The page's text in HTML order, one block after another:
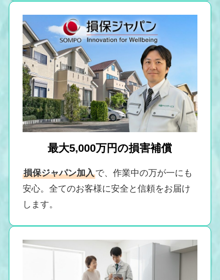
最大5,000万円の損害補償
損保ジャパン加入で、作業中の万が一にも
安心。全てのお客様に安全と信頼をお届け
します。